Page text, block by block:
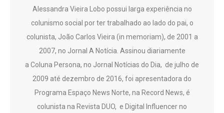
Alessandra Vieira Lobo possui larga experiência no
colunismo social por ter trabalhado ao lado do pai, o
colunista, João Carlos Vieira (in memoriam), de 2001 a
2007, no Jornal A Notícia. Assinou diariamente
a Coluna Persona, no Jornal Notícias do Dia, de julho de
2009 até dezembro de 2016, foi apresentadora do
Programa Espaço News Norte, na Record News, é
colunista na Revista DUO, e Digital Influencer no